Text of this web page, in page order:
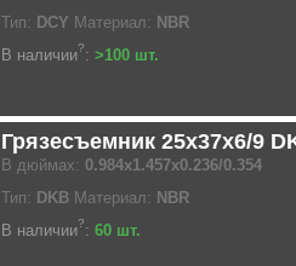
Тип: DCY Материал: NBR
В наличии?: >100 шт.
Грязесъемник 25x37x6/9
В дюймах: 0.984x1.457x0.236/0.354
Тип: DKB Материал: NBR
В наличии?: 60 шт.